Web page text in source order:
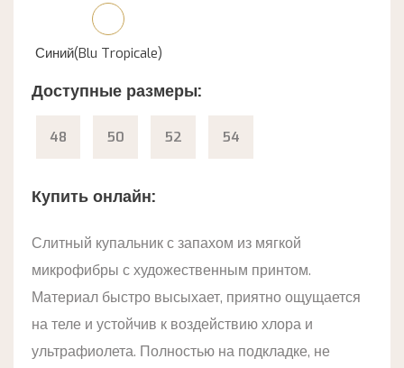
Синий(Blu Tropicale)
Доступные размеры:
48 50 52 54
Купить онлайн:
Слитный купальник с запахом из мягкой
микрофибры с художественным принтом.
Материал быстро высыхает, приятно ощущается
на теле и устойчив к воздействию хлора и
ультрафиолета. Полностью на подкладке, не